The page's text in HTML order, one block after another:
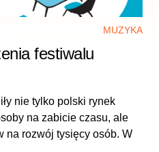
MUZYKA
festiwalu
nie tylko polski rynek
na zabicie czasu, ale
na rozwój tysięcy osób. W